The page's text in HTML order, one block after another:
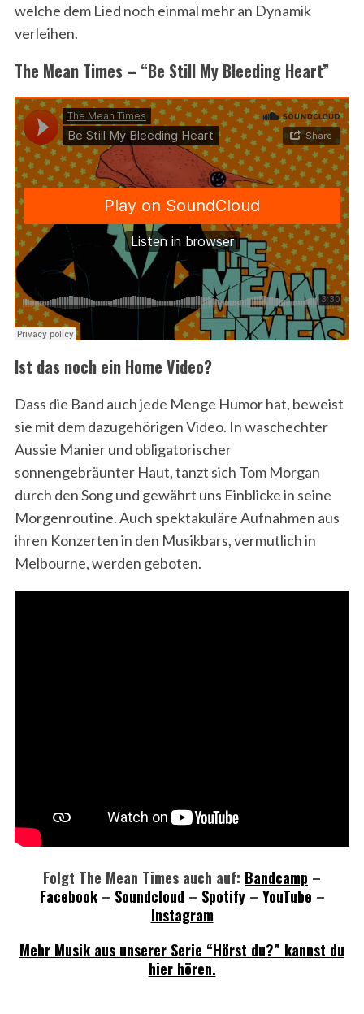
welche dem Lied noch einmal mehr an Dynamik
verleihen.
The Mean Times – “Be Still My Bleeding Heart”
Ist das noch ein Home Video?
Dass die Band auch jede Menge Humor hat, beweist
sie mit dem dazugehörigen Video. In waschechter
Aussie Manier und obligatorischer
sonnengebräunter Haut, tanzt sich Tom Morgan
durch den Song und gewährt uns Einblicke in seine
Morgenroutine. Auch spektakuläre Aufnahmen aus
ihren Konzerten in den Musikbars, vermutlich in
Melbourne, werden geboten.
Folgt The Mean Times auch auf: Bandcamp –
Facebook– Soundcloud – Spotify– YouTube –
Instagram
Mehr Musik aus unserer Serie “Hörst du?” kannst du
hier hören.